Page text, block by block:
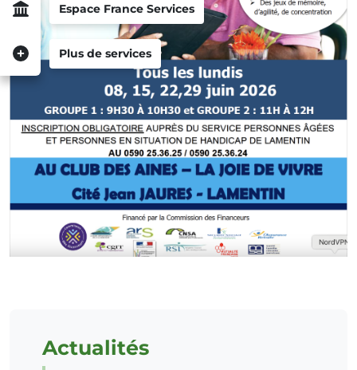
Espace France Services
Plus de services
Actualités